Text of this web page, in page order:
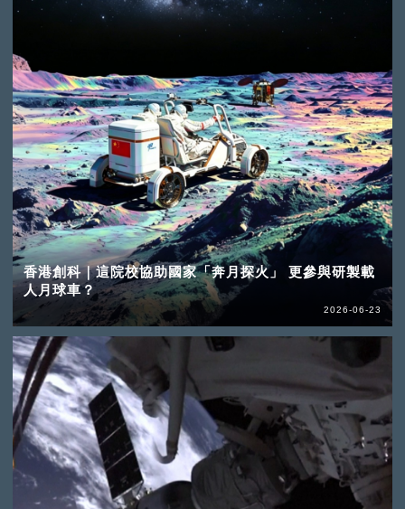
香港創科｜這院校協助國家「奔月探火」 更參與研製載
人月球車？
2026-06-23